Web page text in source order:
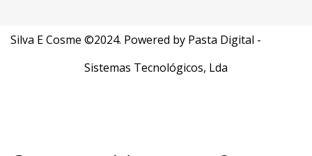
Silva E Cosme ©2024. Powered by Pasta Digital -
Sistemas Tecnológicos, Lda